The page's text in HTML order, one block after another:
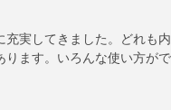
実してきました。どれも
ます。いろんな使い方が